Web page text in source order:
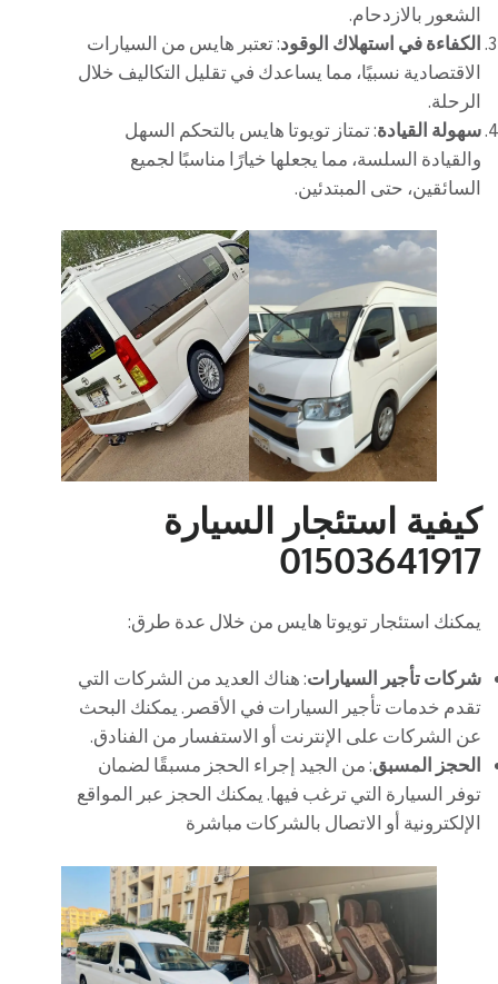
الشعور بالازدحام.
الكفاءة في استهلاك الوقود: تعتبر هايس من السيارات
الاقتصادية نسبيًا، مما يساعدك في تقليل التكاليف خلال
الرحلة.
سهولة القيادة: تمتاز تويوتا هايس بالتحكم السهل
والقيادة السلسة، مما يجعلها خيارًا مناسبًا لجميع
السائقين، حتى المبتدئين.
كيفية استئجار السيارة
01503641917
يمكنك استئجار تويوتا هايس من خلال عدة طرق:
شركات تأجير السيارات: هناك العديد من الشركات التي
تقدم خدمات تأجير السيارات في الأقصر. يمكنك البحث
عن الشركات على الإنترنت أو الاستفسار من الفنادق.
الحجز المسبق: من الجيد إجراء الحجز مسبقًا لضمان
توفر السيارة التي ترغب فيها. يمكنك الحجز عبر المواقع
الإلكترونية أو الاتصال بالشركات مباشرة